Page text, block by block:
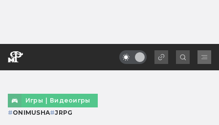
Игры | Видеоигры
#ONIMUSHA#JRPG